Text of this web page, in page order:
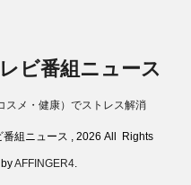
ビ番組ニュース
スメ・健康）でストレス解消
組ニュース , 2026 All Rights
AFFINGER4.